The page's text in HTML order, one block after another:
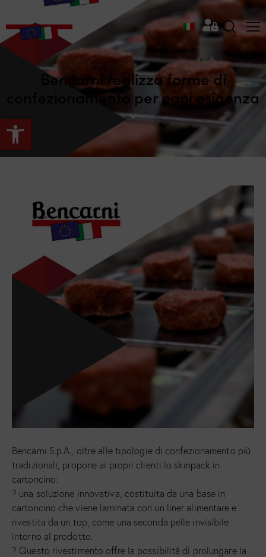
Apri la barra degli strumenti
Bencarni realizza forme di
confezionamento per ogni esigenza
Bencarni S.p.A., oltre alle tipologie di confezionamento più
tradizionali, propone ai propri clienti lo skinpack in
cartoncino:
? una soluzione innovativa, costituita da una base in
cartoncino che viene laminata con un liner alimentare e
rivestita da un top, come una seconda pelle invisibile
intorno al prodotto.
? Questo rivestimento offre la possibilità di prolungare la